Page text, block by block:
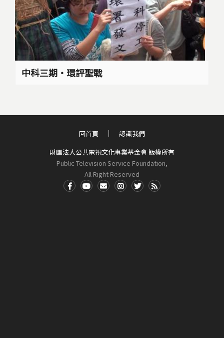
中科三期‧環評聖戰
財團法人公共電視文化事業基金會 版權所有
Public Television Service Foundation,
All Right Reserved
回首頁 認識我們